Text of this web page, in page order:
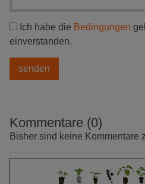
Ich habe die Bedingungen
einverstanden.
Kommentare (0)
Bisher sind keine Kommentare